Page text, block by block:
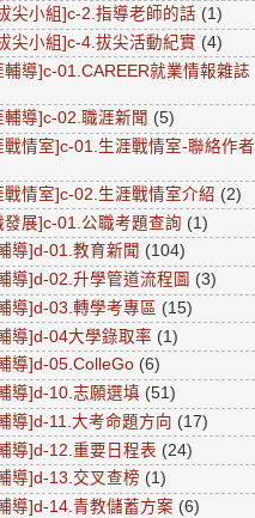
尖小組]c-2.指導老師的話 (1)
尖小組]c-4.拔尖活動紀實 (4)
輔導]c-01.CAREER就業情報雜誌
輔導]c-02.職涯新聞 (5)
戰情室]c-01.生涯戰情室-聯絡作者
戰情室]c-02.生涯戰情室介紹 (2)
發展]c-01.公職考題查詢 (1)
導]d-01.教育新聞 (104)
導]d-02.升學管道流程圖 (3)
導]d-03.轉學考專區 (15)
導]d-04大學錄取率 (1)
導]d-05.ColleGo (6)
導]d-10.志願選填 (51)
導]d-11.大考命題方向 (17)
導]d-12.重要日程表 (24)
導]d-13.交叉查榜 (1)
導]d-14.青教儲蓄方案 (6)